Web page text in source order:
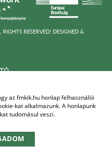
az fmkik.hu honlap felhasználói
kat alkalmazunk. A honlapunk
tudomásul veszi.
RIGHTS RESERVED! DESIGNED &